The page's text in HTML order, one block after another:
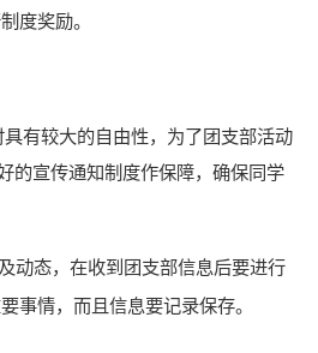
度奖励。
有较大的自由性，为了团支部活动
的宣传通知制度作保障，确保同学
动态，在收到团支部信息后要进行
事情，而且信息要记录保存。